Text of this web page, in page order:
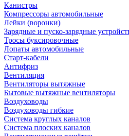
Канистры
Компрессоры автомобильные
Лейки (воронки)
Зарядные и пуско-зарядные
Тросы буксировочные
Лопаты автомобильные
Старт-кабели
Антифриз
Вентиляция
Вентиляторы вытяжные
Бытовые вытяжные вентиляторы
Воздуховоды
Воздуховоды гибкие
Система круглых каналов
Система плоских каналов